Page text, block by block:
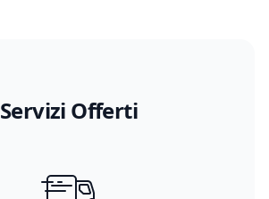
Servizi Offerti